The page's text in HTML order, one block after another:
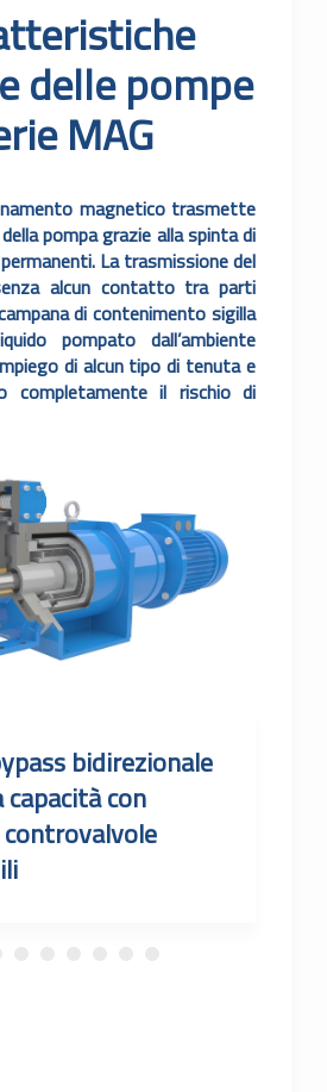
delle pompe
MAG
magnetico trasmette
pompa grazie alla spinta di
La trasmissione del
alcun contatto tra parti
di contenimento sigilla
pompato dall’ambiente
di alcun tipo di tenuta e
completamente il rischio di
bidirezionale
con